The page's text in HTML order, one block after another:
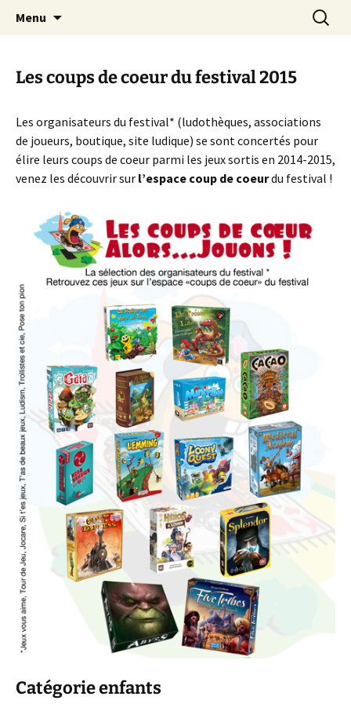
Alors…Jouons !
Festival du jeu en Tarn-et-Garonne
Menu
Les coups de coeur du festival 2015
Les organisateurs du festival* (ludothèques, associations
de joueurs, boutique, site ludique) se sont concertés pour
élire leurs coups de coeur parmi les jeux sortis en 2014-2015,
venez les découvrir sur l’espace coup de coeurdu festival !
Catégorie enfants